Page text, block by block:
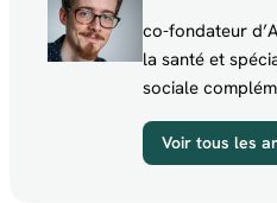
co-fondateur
la santé et
sociale
Voir tous les